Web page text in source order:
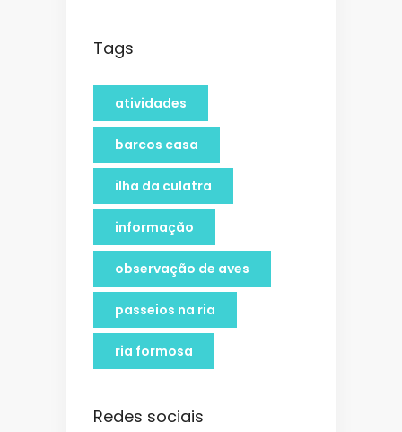
Tags
atividades
barcos casa
ilha da culatra
informação
observação de aves
passeios na ria
ria formosa
Redes sociais